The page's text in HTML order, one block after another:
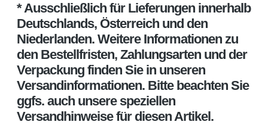
* Ausschließlich für Lieferungen innerhalb
Deutschlands, Österreich und den
Niederlanden. Weitere Informationen zu
den Bestellfristen, Zahlungsarten und der
Verpackung finden Sie in unseren
Versandinformationen. Bitte beachten Sie
ggfs. auch unsere speziellen
Versandhinweise für diesen Artikel.